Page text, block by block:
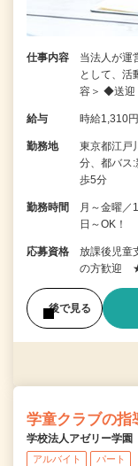
仕事内容
当法人が運
として、活
容＞ ◆送迎
給与 時給1,310
勤務地
東京都江戸
分、都バス
歩5分
勤務時間
月～金曜
日～OK！
応募資格
放課後児童
の方歓迎 ★
後で見る
学童クラブの指
学校法人アゼリー学
アルバイト パート